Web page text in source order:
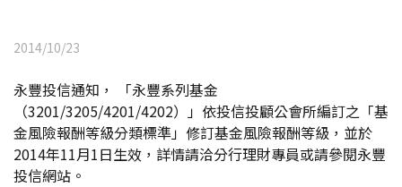
2014/10/23
永豐投信通知， 「永豐系列基金
（3201/3205/4201/4202）」依投信投顧公會所編訂之「基
金風險報酬等級分類標準」修訂基金風險報酬等級，並於
2014年11月1日生效，詳情請洽分行理財專員或請參閱永豐
投信網站。